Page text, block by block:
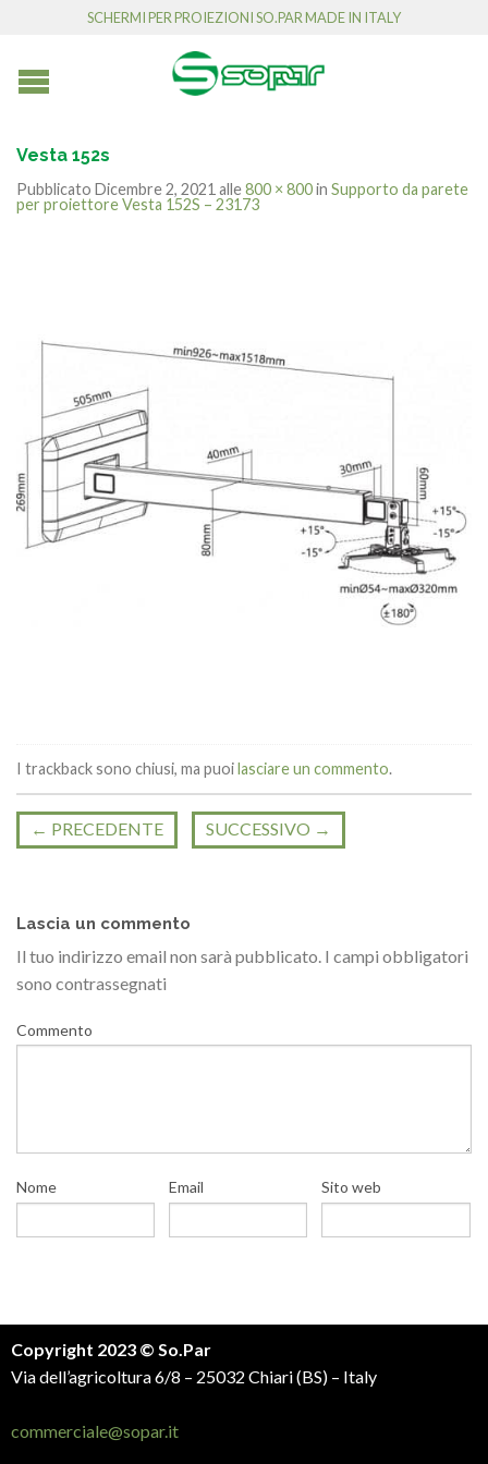
SCHERMI PER PROIEZIONI SO.PAR MADE IN ITALY
Vesta 152s
Pubblicato Dicembre 2, 2021 alle800 × 800in Supporto da parete
per proiettore Vesta 152S – 23173
I trackback sono chiusi, ma puoilasciare un commento.
← PRECEDENTE SUCCESSIVO →
Lascia un commento
Il tuo indirizzo email non sarà pubblicato. I campi obbligatori
sono contrassegnati
Commento
Nome Email Sito web
Copyright 2023 © So.Par
Via dell’agricoltura 6/8 – 25032 Chiari (BS) – Italy
commerciale@sopar.it